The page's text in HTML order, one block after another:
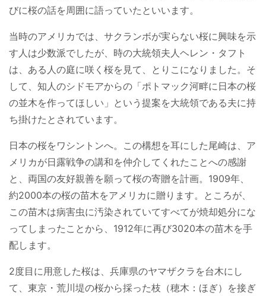
びに桜の話を周囲に語っていたといいます。
当時のアメリカでは、サクランボが実らない桜に興味を示
す人は少数派でしたが、時の大統領夫人ヘレン・タフト
は、ある人の庭に咲く桜を見て、とりこになりました。そ
して、知人のシドモアからの「ポトマック河畔に日本の桜
の並木を作ってほしい」という提案を大統領である夫に持
ち掛けたとされています。
日本の桜をワシントンへ。この構想を耳にした尾崎は、ア
メリカが日露戦争の講和を仲介してくれたことへの感謝
と、両国の友好親善を願って桜の寄贈を計画。1909年、
約2000本の桜の苗木をアメリカに贈ります。ところが、
この苗木は病害虫に汚染されていてすべてが焼却処分にな
ってしまったことから、1912年に再び3020本の苗木を手
配します。
2度目に用意した桜は、兵庫県のヤマザクラを台木にし
て、東京・荒川堤の桜から採った枝（穂木：ほぎ）を接ぎ